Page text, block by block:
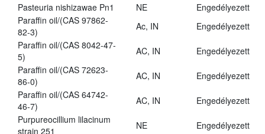
Pasteuria nishizawae Pn1
NE
Engedélyezett
Paraffin oil/(CAS 97862-
82-3)
Ac, IN
Engedélyezett
Paraffin oil/(CAS 8042-47-
5)
AC, IN
Engedélyezett
Paraffin oil/(CAS 72623-
86-0)
AC, IN
Engedélyezett
Paraffin oil/(CAS 64742-
46-7)
AC, IN
Engedélyezett
Purpureocillium lilacinum
strain 251
NE
Engedélyezett